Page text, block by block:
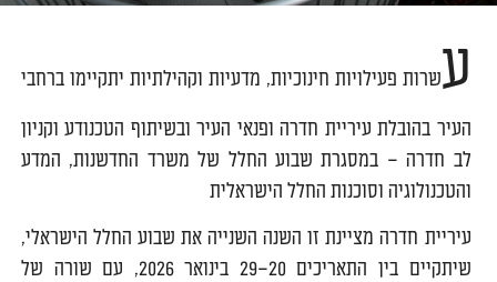
עשרות פעילויות חינוכיות, מדעיות וקהילתיות יתקיימו ברחבי
העיר בהובלת עיריית חדרה ופנאי העיר ובשיתוף הטכנודע וקניון
לב חדרה – במסגרת שבוע החלל של משרד החדשנות, המדע
והטכנולוגיה וסוכנות החלל הישראלית
עיריית חדרה מציינת זו השנה השנייה את שבוע החלל הישראלי,
שיתקיים בין התאריכים 20–29 בינואר 2026, עם שורה של